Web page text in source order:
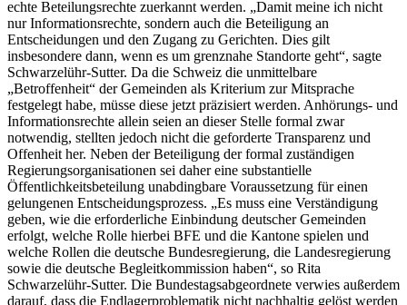
echte Beteilungsrechte zuerkannt werden. „Damit meine ich nicht
nur Informationsrechte, sondern auch die Beteiligung an
Entscheidungen und den Zugang zu Gerichten. Dies gilt
insbesondere dann, wenn es um grenznahe Standorte geht“, sagte
Schwarzelühr-Sutter. Da die Schweiz die unmittelbare
„Betroffenheit“ der Gemeinden als Kriterium zur Mitsprache
festgelegt habe, müsse diese jetzt präzisiert werden. Anhörungs- und
Informationsrechte allein seien an dieser Stelle formal zwar
notwendig, stellten jedoch nicht die geforderte Transparenz und
Offenheit her. Neben der Beteiligung der formal zuständigen
Regierungsorganisationen sei daher eine substantielle
Öffentlichkeitsbeteilung unabdingbare Voraussetzung für einen
gelungenen Entscheidungsprozess. „Es muss eine Verständigung
geben, wie die erforderliche Einbindung deutscher Gemeinden
erfolgt, welche Rolle hierbei BFE und die Kantone spielen und
welche Rollen die deutsche Bundesregierung, die Landesregierung
sowie die deutsche Begleitkommission haben“, so Rita
Schwarzelühr-Sutter. Die Bundestagsabgeordnete verwies außerdem
darauf, dass die Endlagerproblematik nicht nachhaltig gelöst werden